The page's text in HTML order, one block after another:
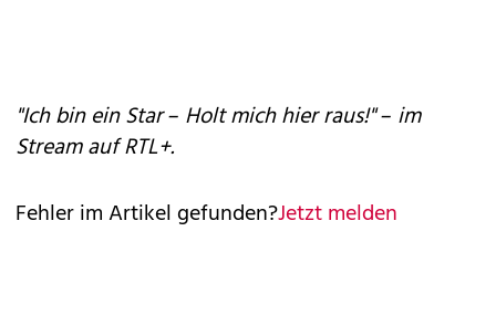
"Ich bin ein Star – Holt mich hier raus!" – im
Stream auf RTL+.
Fehler im Artikel gefunden?Jetzt melden